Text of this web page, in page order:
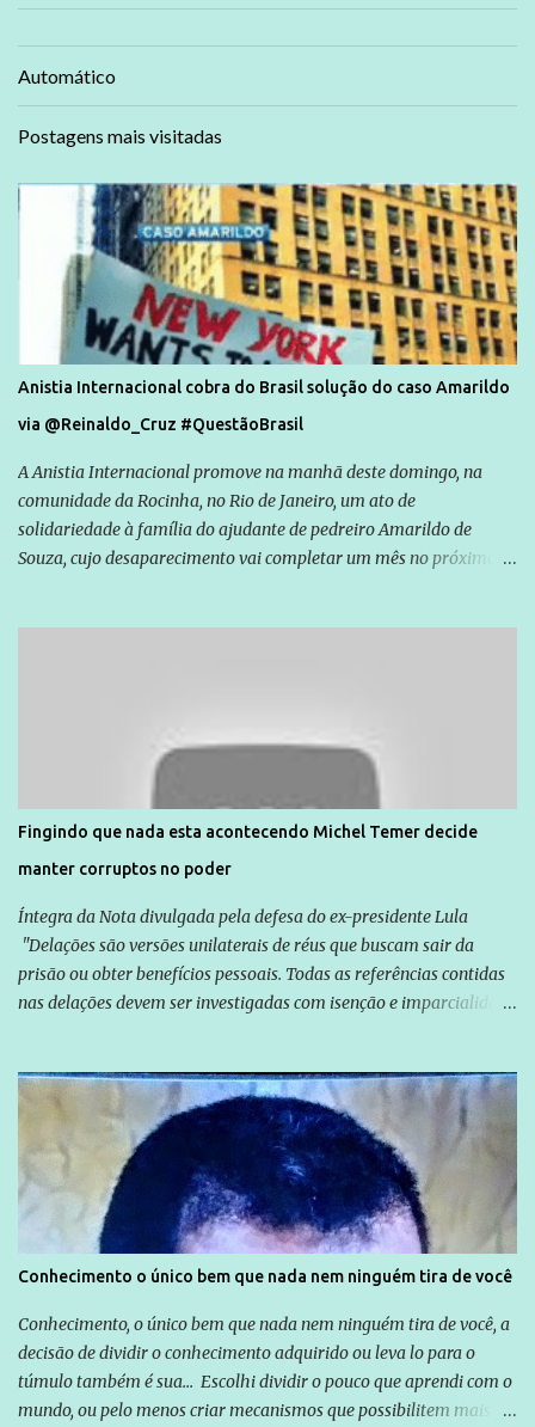
Automático
Postagens mais visitadas
Anistia Internacional cobra do Brasil solução do caso Amarildo
via @Reinaldo_Cruz #QuestãoBrasil
A Anistia Internacional promove na manhã deste domingo, na
comunidade da Rocinha, no Rio de Janeiro, um ato de
solidariedade à família do ajudante de pedreiro Amarildo de
Souza, cujo desaparecimento vai completar um mês no próximo
são vítimas de violência, estão em situação de risco ou têm seus
direitos violados. Leia mais: Anistia Internacional cobra do Brasil
solução do caso Amarildo - Terra Brasil
Fingindo que nada esta acontecendo Michel Temer decide
manter corruptos no poder
Íntegra da Nota divulgada pela defesa do ex-presidente Lula
"Delações são versões unilaterais de réus que buscam sair da
prisão ou obter benefícios pessoais. Todas as referências contidas
nas delações devem ser investigadas com isenção e imparcialidade
Globo manteve com o Grupo Odebrecht, citada na delação de
Emílio Odebrecht. Lula sempre atuou para promover o Brasil no
exterior, e não para promover determinadas empresas ou
empresários" Assina a nota o advogado Cristiano Zanin Martins
Conhecimento o único bem que nada nem ninguém tira de você
Conhecimento, o único bem que nada nem ninguém tira de você, a
decisão de dividir o conhecimento adquirido ou leva lo para o
túmulo também é sua... Escolhi dividir o pouco que aprendi com o
mundo, ou pelo menos criar mecanismos que possibilitem mais e